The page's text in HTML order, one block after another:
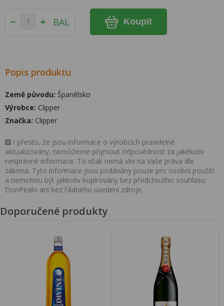
BAL Koupit
Popis produktu
Země původu: Španělsko
Výrobce: Clipper
Značka: Clipper
I přesto, že jsou informace o výrobcích pravidelně
aktualizovány, nemůžeme přijmout odpovědnost za jakékoliv
nesprávné informace. To však nemá vliv na Vaše práva dle
zákona. Tyto informace jsou podávány pouze pro osobní použití
a nemohou být jakkoliv kopírovány bez předchozího souhlasu
DonPealo ani bez řádného uvedení zdroje.
Doporučené produkty